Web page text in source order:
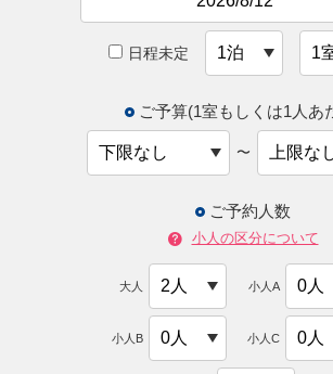
日程未定
ご予算(1室もしくは1人あ
〜
ご予約人数
小人の区分について
大人 小人A
小人B 小人C